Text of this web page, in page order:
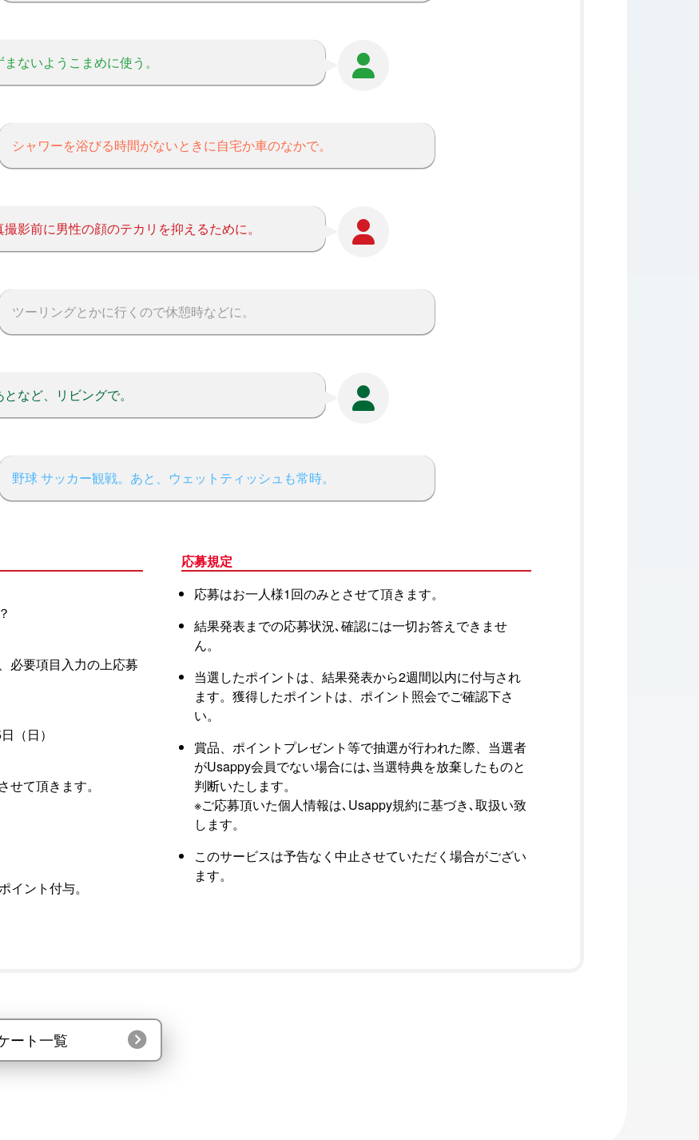
ないようこまめに使う。
シャワーを浴びる時間がないときに自宅か車のなかで。
影前に男性の顔のテカリを抑えるために。
ツーリングとかに行くので休憩時などに。
など、リビングで。
野球 サッカー観戦。あと、ウェットティッシュも常時。
必要項目入力の上応募
（日）
て頂きます。
イント付与。
応募規定
応募はお一人様1回のみとさせて頂きます。
結果発表までの応募状況､確認には一切お答えできませ
ん。
当選したポイントは、結果発表から2週間以内に付与され
ます。獲得したポイントは、ポイント照会でご確認下さ
い。
賞品、ポイントプレゼント等で抽選が行われた際、当選者
がUsappy会員でない場合には､当選特典を放棄したものと
判断いたします。
※ご応募頂いた個人情報は､Usappy規約に基づき､取扱い致
します。
このサービスは予告なく中止させていただく場合がござい
ます。
ート一覧